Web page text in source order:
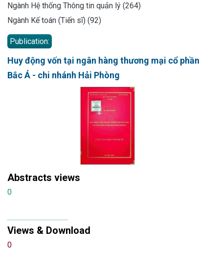
Ngành Hệ thống Thông tin quản lý (264)
Ngành Kế toán (Tiến sĩ) (92)
Publication:
Huy động vốn tại ngân hàng thương mại cổ phần
Bắc Á - chi nhánh Hải Phòng
Abstracts views
0
Views & Download
0